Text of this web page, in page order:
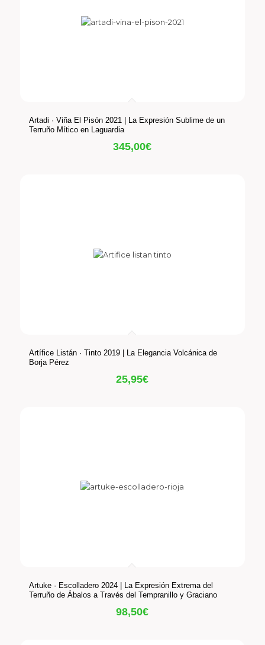
Artadi · Viña El Pisón 2021 | La Expresión Sublime de un
Terruño Mítico en Laguardia
345,00€
Artífice Listán · Tinto 2019 | La Elegancia Volcánica de
Borja Pérez
25,95€
Artuke · Escolladero 2024 | La Expresión Extrema del
Terruño de Ábalos a Través del Tempranillo y Graciano
98,50€